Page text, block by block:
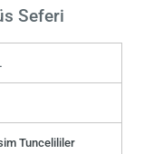
Seferi
Tuncelililer